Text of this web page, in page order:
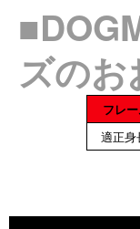
ズの
フレ
適正身